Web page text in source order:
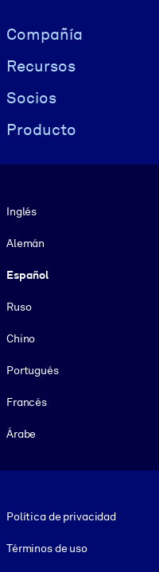
Visually hidden Text
Compañía
Recursos
Socios
Producto
Inglés
Alemán
Español
Ruso
Chino
Portugués
Francés
Árabe
Política de privacidad
Términos de uso